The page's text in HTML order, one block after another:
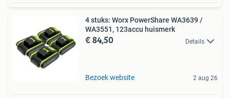
4 stuks: Worx PowerShare WA3639 /
WA3551, 123accu huismerk
€ 84,50 Details
Bezoek website 2 aug 26